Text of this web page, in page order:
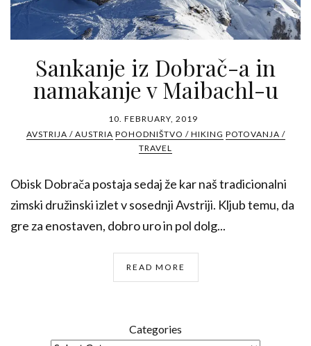
Sankanje iz Dobrač-a in
namakanje v Maibachl-u
10. FEBRUARY, 2019
AVSTRIJA / AUSTRIA POHODNIŠTVO / HIKING POTOVANJA /
TRAVEL
Obisk Dobrača postaja sedaj že kar naš tradicionalni
zimski družinski izlet v sosednji Avstriji. Kljub temu, da
gre za enostaven, dobro uro in pol dolg...
READ MORE
Categories